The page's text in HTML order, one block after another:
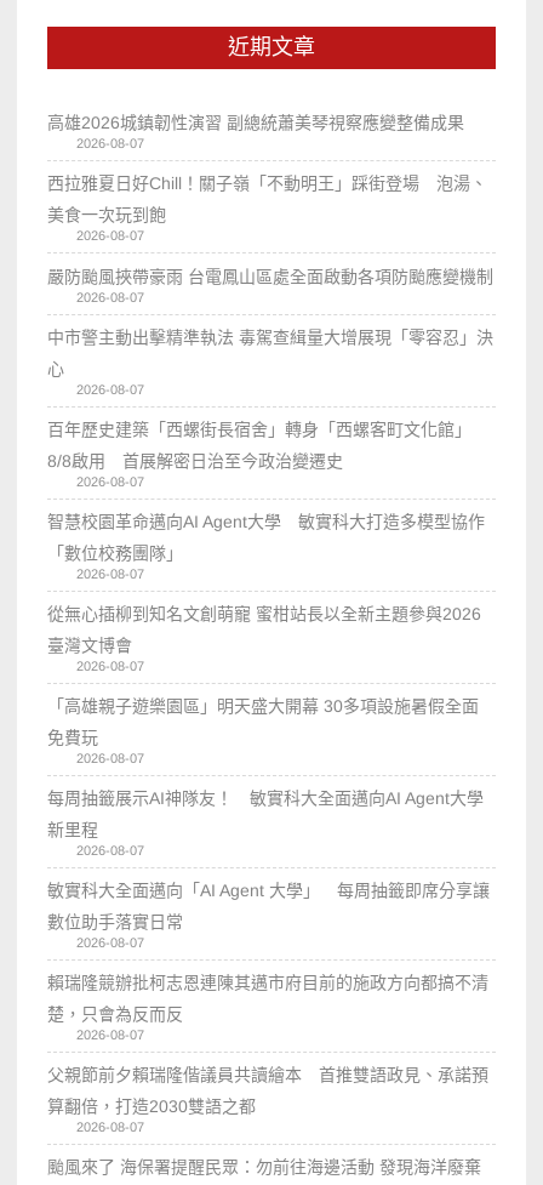
近期文章
高雄2026城鎮韌性演習 副總統蕭美琴視察應變整備成果
2026-08-07
西拉雅夏日好Chill！關子嶺「不動明王」踩街登場 泡湯、
美食一次玩到飽
2026-08-07
嚴防颱風挾帶豪雨 台電鳳山區處全面啟動各項防颱應變機制
2026-08-07
中市警主動出擊精準執法 毒駕查緝量大增展現「零容忍」決
心
2026-08-07
百年歷史建築「西螺街長宿舍」轉身「西螺客町文化館」
8/8啟用 首展解密日治至今政治變遷史
2026-08-07
智慧校園革命邁向AI Agent大學 敏實科大打造多模型協作
「數位校務團隊」
2026-08-07
從無心插柳到知名文創萌寵 蜜柑站長以全新主題參與2026
臺灣文博會
2026-08-07
「高雄親子遊樂園區」明天盛大開幕 30多項設施暑假全面
免費玩
2026-08-07
每周抽籤展示AI神隊友！ 敏實科大全面邁向AI Agent大學
新里程
2026-08-07
敏實科大全面邁向「AI Agent 大學」 每周抽籤即席分享讓
數位助手落實日常
2026-08-07
賴瑞隆競辦批柯志恩連陳其邁市府目前的施政方向都搞不清
楚，只會為反而反
2026-08-07
父親節前夕賴瑞隆偕議員共讀繪本 首推雙語政見、承諾預
算翻倍，打造2030雙語之都
2026-08-07
颱風來了 海保署提醒民眾：勿前往海邊活動 發現海洋廢棄